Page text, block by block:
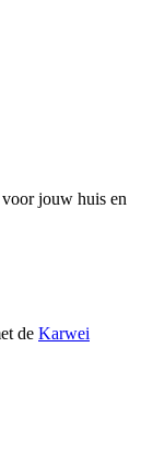
voor jouw huis en
de Karwei